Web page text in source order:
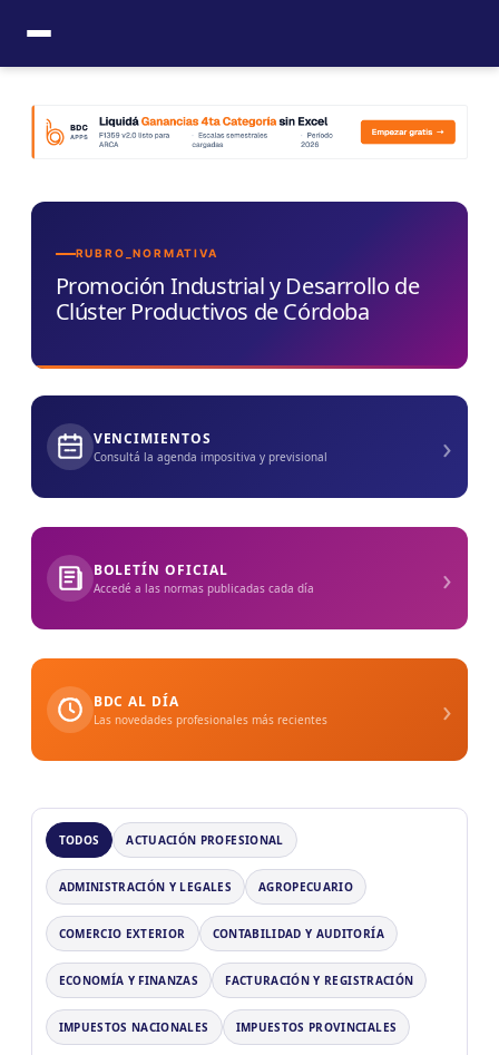
contenido
RUBRO_NORMATIVA
Promoción Industrial y Desarrollo de
Clúster Productivos de Córdoba
VENCIMIENTOS
Consultá la agenda impositiva y previsional ›
BOLETÍN OFICIAL
Accedé a las normas publicadas cada día ›
BDC AL DÍA
Las novedades profesionales más recientes ›
TODOS ACTUACIÓN PROFESIONAL
ADMINISTRACIÓN Y LEGALES AGROPECUARIO
COMERCIO EXTERIOR CONTABILIDAD Y AUDITORÍA
ECONOMÍA Y FINANZAS FACTURACIÓN Y REGISTRACIÓN
IMPUESTOS NACIONALES IMPUESTOS PROVINCIALES